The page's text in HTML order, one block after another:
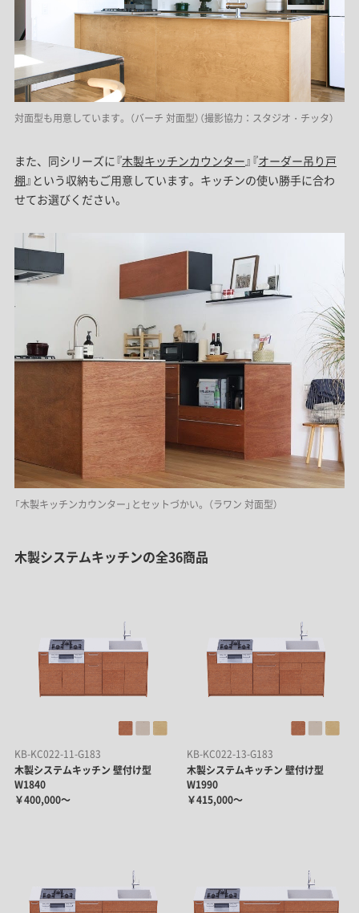
対面型も用意しています。（バーチ 対面型）（撮影協力：スタジオ・チッタ）
また、同シリーズに『木製キッチンカウンター 』『オーダー吊り戸
棚 』という収納もご用意しています。キッチンの使い勝手に合わ
せてお選びください。
「木製キッチンカウンター」とセットづかい。（ラワン 対面型）
木製システムキッチンの全36商品
KB-KC022-11-G183
木製システムキッチン 壁付け型
W1840
￥400,000～
KB-KC022-13-G183
木製システムキッチン 壁付け型
W1990
￥415,000～